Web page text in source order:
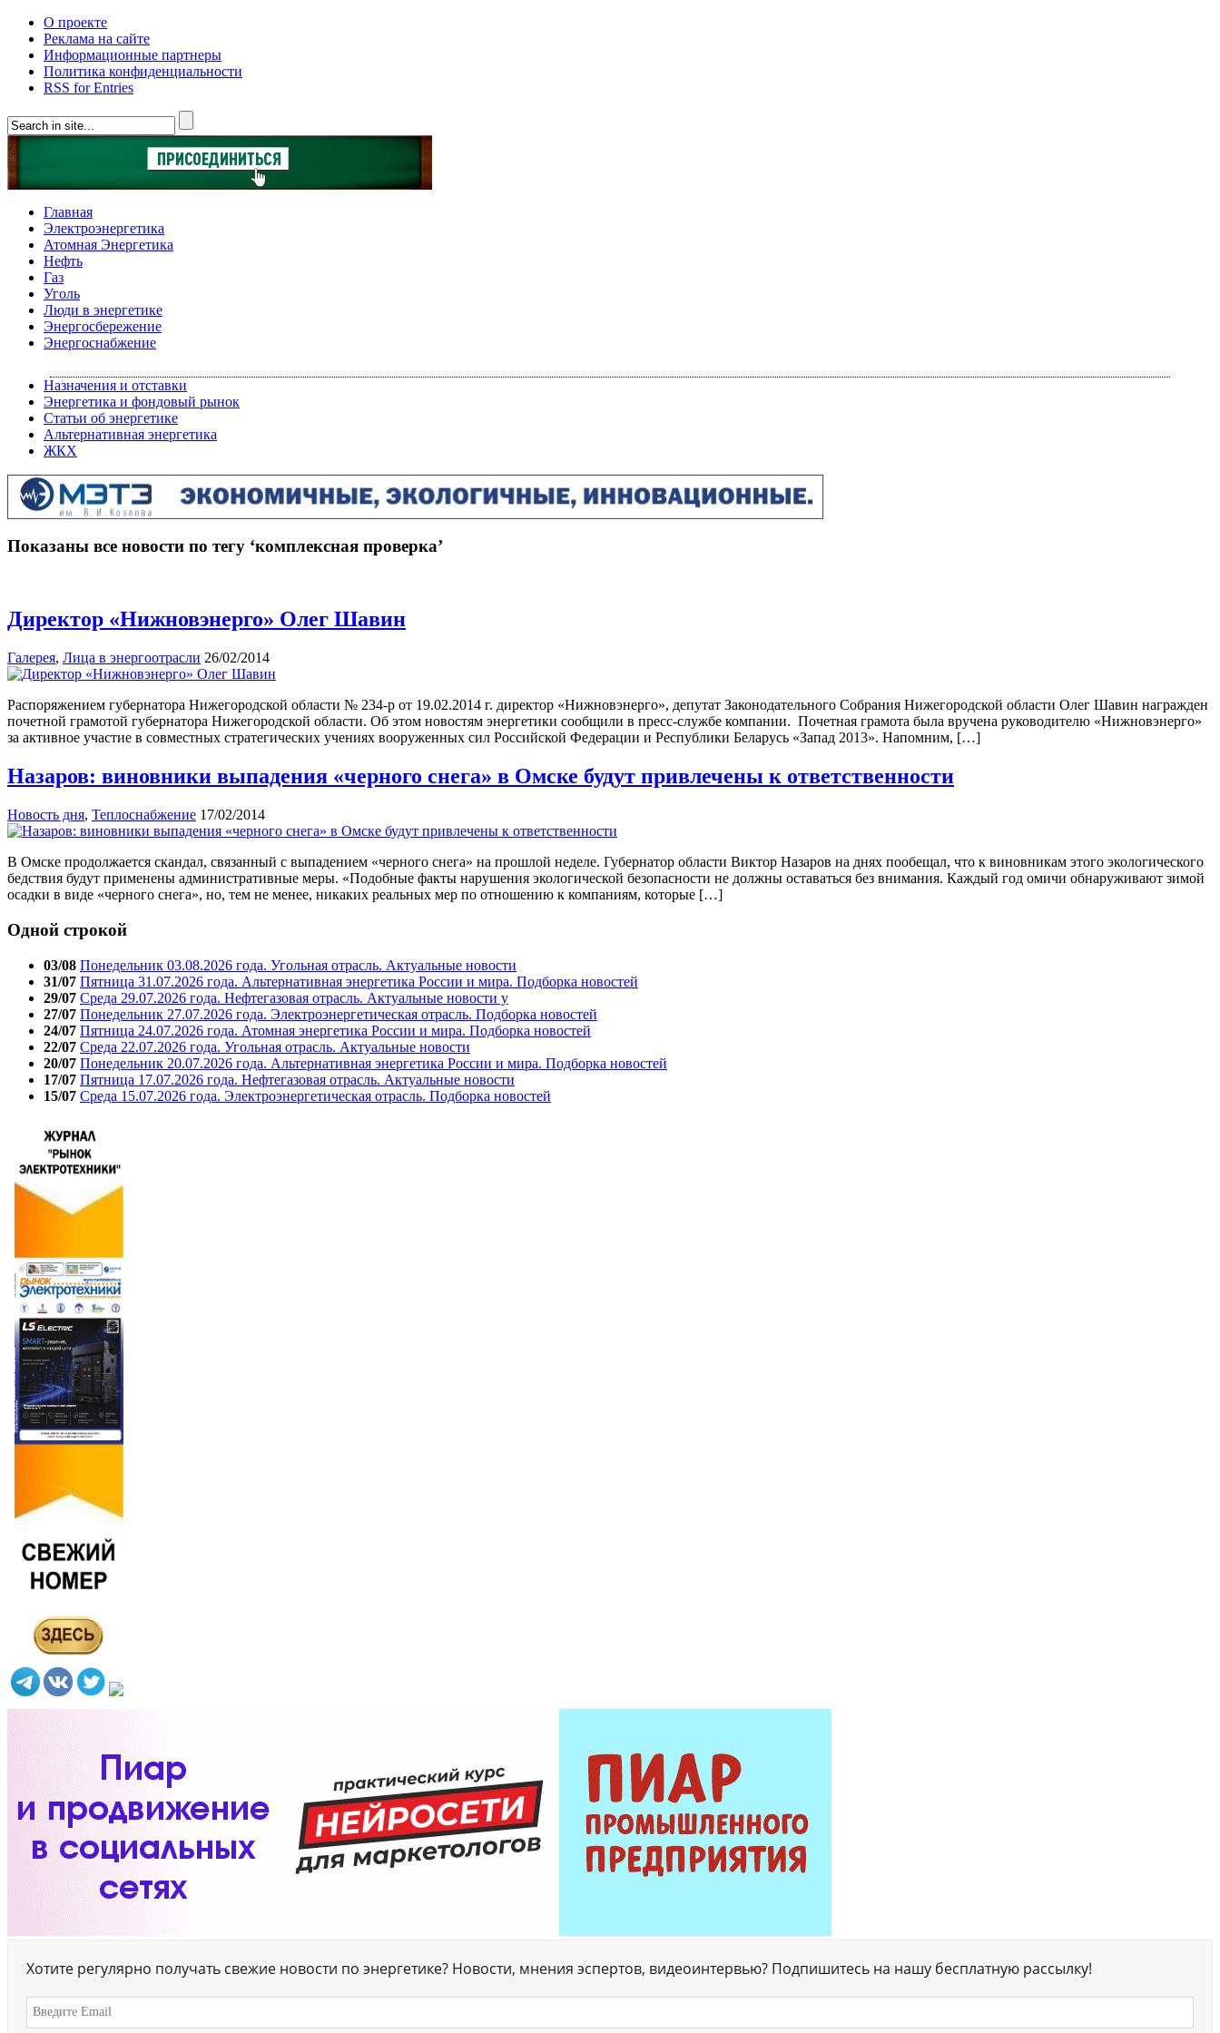
О проекте
Реклама на сайте
Информационные партнеры
Политика конфиденциальности
RSS for Entries
Главная
Электроэнергетика
Атомная Энергетика
Нефть
Газ
Уголь
Люди в энергетике
Энергосбережение
Энергоснабжение
Назначения и отставки
Энергетика и фондовый рынок
Статьи об энергетике
Альтернативная энергетика
ЖКХ
Показаны все новости по тегу ‘комплексная проверка’
Директор «Нижновэнерго» Олег Шавин
Галерея, Лица в энергоотрасли 26/02/2014
Распоряжением губернатора Нижегородской области № 234-р от 19.02.2014 г. директор «Нижновэнерго», депутат Законодательного Собрания Нижегородской области Олег Шавин награжден
почетной грамотой губернатора Нижегородской области. Об этом новостям энергетики сообщили в пресс-службе компании. Почетная грамота была вручена руководителю «Нижновэнерго»
за активное участие в совместных стратегических учениях вооруженных сил Российской Федерации и Республики Беларусь «Запад 2013». Напомним, […]
Назаров: виновники выпадения «черного снега» в Омске будут привлечены к ответственности
Новость дня, Теплоснабжение 17/02/2014
В Омске продолжается скандал, связанный с выпадением «черного снега» на прошлой неделе. Губернатор области Виктор Назаров на днях пообещал, что к виновникам этого экологического
бедствия будут применены административные меры. «Подобные факты нарушения экологической безопасности не должны оставаться без внимания. Каждый год омичи обнаруживают зимой
осадки в виде «черного снега», но, тем не менее, никаких реальных мер по отношению к компаниям, которые […]
Одной строкой
03/08 Понедельник 03.08.2026 года. Угольная отрасль. Актуальные новости
31/07 Пятница 31.07.2026 года. Альтернативная энергетика России и мира. Подборка новостей
29/07 Среда 29.07.2026 года. Нефтегазовая отрасль. Актуальные новости у
27/07 Понедельник 27.07.2026 года. Электроэнергетическая отрасль. Подборка новостей
24/07 Пятница 24.07.2026 года. Атомная энергетика России и мира. Подборка новостей
22/07 Среда 22.07.2026 года. Угольная отрасль. Актуальные новости
20/07 Понедельник 20.07.2026 года. Альтернативная энергетика России и мира. Подборка новостей
17/07 Пятница 17.07.2026 года. Нефтегазовая отрасль. Актуальные новости
15/07 Среда 15.07.2026 года. Электроэнергетическая отрасль. Подборка новостей
Хотите регулярно получать свежие новости по энергетике? Новости, мнения эспертов, видеоинтервью? Подпишитесь на нашу бесплатную рассылку!